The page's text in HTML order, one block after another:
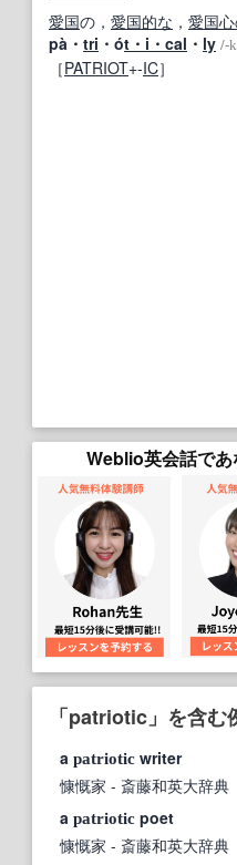
愛国の， 愛国的な ， 愛国
pà・ tri ・ót・i・cal ・ ly /
［PATRIOT+‐IC］
Weblio英会話であ
「patriotic」を含む
a patriotic writer
慷慨家 - 斎藤和英大辞典
a patriotic poet
慷慨家 - 斎藤和英大辞典